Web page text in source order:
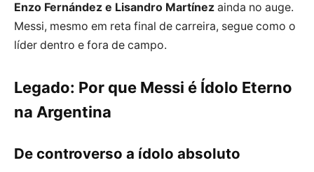
Enzo Fernández e Lisandro Martínez ainda no auge.
Messi, mesmo em reta final de carreira, segue como o
líder dentro e fora de campo.
Legado: Por que Messi é Ídolo Eterno
na Argentina
De controverso a ídolo absoluto